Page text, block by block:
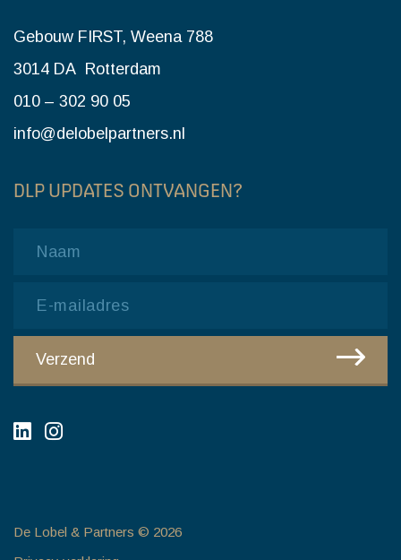
Gebouw FIRST, Weena 788
3014 DA Rotterdam
010 – 302 90 05
info@delobelpartners.nl
DLP UPDATES ONTVANGEN?
Verzend
De Lobel & Partners © 2026